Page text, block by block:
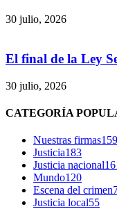
30 julio, 2026
El final de la Ley
30 julio, 2026
CATEGORÍA
Nuestras firmas
Justicia183
Justicia nacional
Mundo120
Escena del crimen
Justicia local55